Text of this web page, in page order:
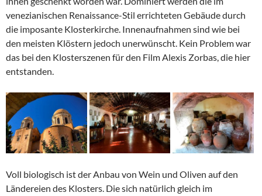
venezianischen Renaissance-Stil errichteten Gebäude durch
die imposante Klosterkirche. Innenaufnahmen sind wie bei
den meisten Klöstern jedoch unerwünscht. Kein Problem war
das bei den Klosterszenen für den Film Alexis Zorbas, die hier
entstanden.
Voll biologisch ist der Anbau von Wein und Oliven auf den
Ländereien des Klosters. Die sich natürlich gleich im